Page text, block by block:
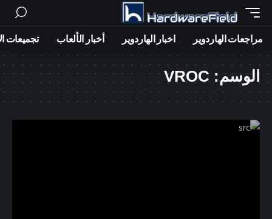
مراجعات الهاردوير اخبار الهاردوير أخبار الألعاب تجميعات
الوسم: VROC